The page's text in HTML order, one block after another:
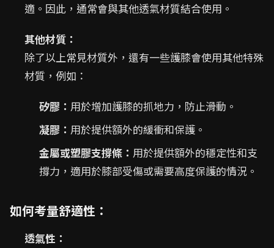
適。因此，通常會與其他透氣材質結合使用。
其他材質：
除了以上常見材質外，還有一些護膝會使用其他特殊
材質，例如：
矽膠： 用於增加護膝的抓地力，防止滑動。
凝膠： 用於提供額外的緩衝和保護。
金屬或塑膠支撐條： 用於提供額外的穩定性和支
撐力，適用於膝部受傷或需要高度保護的情況。
如何考量舒適性：
透氣性：